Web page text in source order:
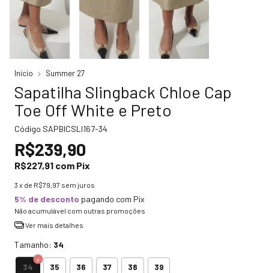
Início Summer 27
Sapatilha Slingback Chloe Cap
Toe Off White e Preto
Código SAPBICSLI167-34
R$239,90
R$227,91 com Pix
3 x de R$79,97 sem juros
5% de desconto pagando com Pix
Não acumulável com outras promoções
Ver mais detalhes
Tamanho: 34
34 35 36 37 38 39